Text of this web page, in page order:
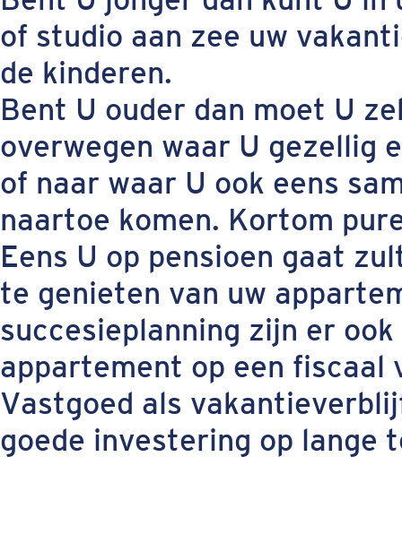
of studio aan zee uw
de kinderen.
Bent U ouder dan moet U
overwegen waar U gezellig
of naar waar U ook eens
naartoe komen. Kortom
Eens U op pensioen gaat
te genieten van uw
succesieplanning zijn er
appartement op een
Vastgoed als
goede investering op lange